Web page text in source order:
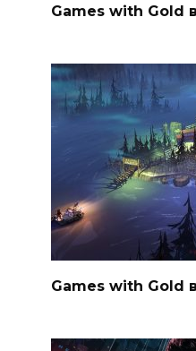
Games with Gold
Games with Gold